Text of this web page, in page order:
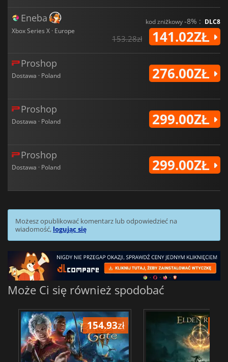
Eneba
Xbox Series X · Europe
kod zniżkowy-8% : DLC8
153.28zł 141.02ZŁ
Proshop
Dostawa · Poland 276.00ZŁ
Proshop
Dostawa · Poland 299.00ZŁ
Proshop
Dostawa · Poland 299.00ZŁ
Możesz opublikować komentarz lub odpowiedzieć na
wiadomość, logując się
Może Ci się również spodobać
154.93zł